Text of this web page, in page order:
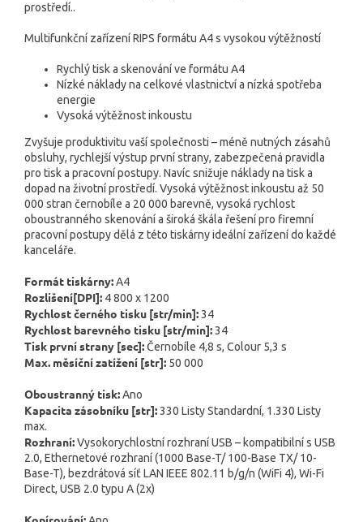
prostředí..
Multifunkční zařízení RIPS formátu A4 s vysokou výtěžností
Rychlý tisk a skenování ve formátu A4
Nízké náklady na celkové vlastnictví a nízká spotřeba
energie
Vysoká výtěžnost inkoustu
Zvyšuje produktivitu vaší společnosti – méně nutných zásahů
obsluhy, rychlejší výstup první strany, zabezpečená pravidla
pro tisk a pracovní postupy. Navíc snižuje náklady na tisk a
dopad na životní prostředí. Vysoká výtěžnost inkoustu až 50
000 stran černobíle a 20 000 barevně, vysoká rychlost
oboustranného skenování a široká škála řešení pro firemní
pracovní postupy dělá z této tiskárny ideální zařízení do každé
kanceláře.
Formát tiskárny:A4
Rozlišení[DPI]: 4 800 x 1200
Rychlost černého tisku [str/min]:34
Rychlost barevného tisku [str/min]:34
Tisk první strany [sec]:Černobíle 4,8 s, Colour 5,3 s
Max. měsíční zatížení [str]: 50 000
Oboustranný tisk:Ano
Kapacita zásobníku [str]:330 Listy Standardní, 1.330 Listy
max.
Rozhraní:Vysokorychlostní rozhraní USB – kompatibilní s USB
2.0, Ethernetové rozhraní (1000 Base-T/ 100-Base TX/ 10-
Base-T), bezdrátová síť LAN IEEE 802.11 b/g/n (WiFi 4), Wi-Fi
Direct, USB 2.0 typu A (2x)